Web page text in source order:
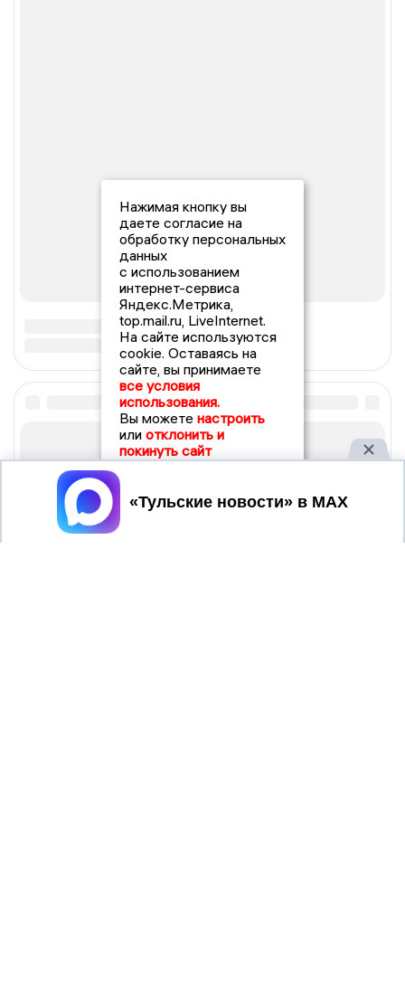
Нажимая кнопку вы
даете согласие на
обработку персональных
данных
с использованием
интернет-сервиса
Яндекс.Метрика,
top.mail.ru, LiveInternet.
На сайте используются
cookie. Оставаясь на
сайте, вы принимаете
все условия
использования.
Вы можете настроить
или отклонить и
покинуть сайт
Принять